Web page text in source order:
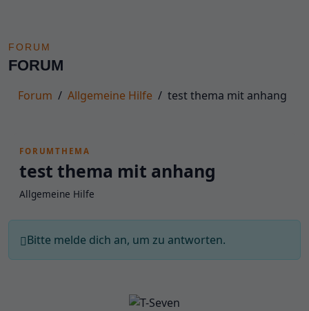
FORUM
FORUM
Forum Allgemeine Hilfe test thema mit anhang
FORUMTHEMA
test thema mit anhang
Allgemeine Hilfe
Bitte melde dich an, um zu antworten.